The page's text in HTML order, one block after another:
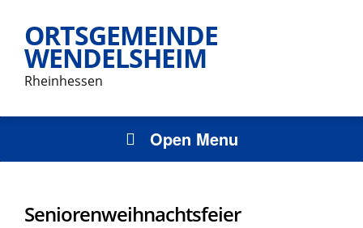
ORTSGEMEINDE
WENDELSHEIM
Rheinhessen
Open Menu
Seniorenweihnachtsfeier